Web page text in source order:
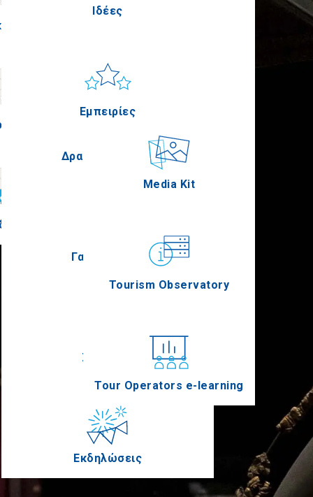
Δραστηριότητες
Γαστρονομία
Συνέδρια
Εκδηλώσεις
Media Kit
Tourism Observatory
Tour Operators e-learning
Ιδέες
Εμπειρίες